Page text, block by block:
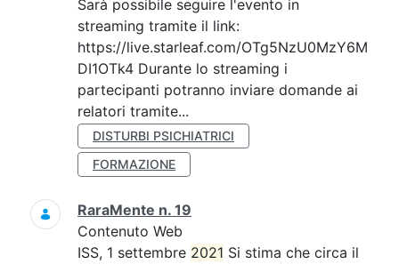
Sarà possibile seguire l'evento in
streaming tramite il link:
https://live.starleaf.com/OTg5NzU0MzY6M
DI1OTk4 Durante lo streaming i
partecipanti potranno inviare domande ai
relatori tramite...
DISTURBI PSICHIATRICI
FORMAZIONE
RaraMente n. 19
Contenuto Web
ISS, 1 settembre 2021 Si stima che circa il